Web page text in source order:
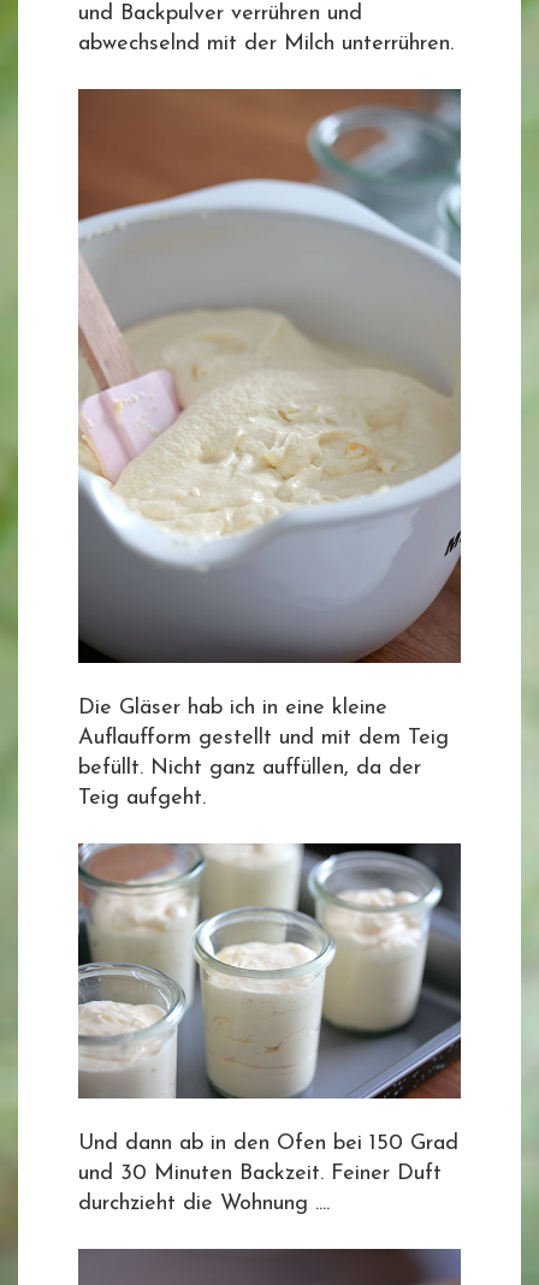
und Backpulver verrühren und
abwechselnd mit der Milch unterrühren.
Die Gläser hab ich in eine kleine
Auflaufform gestellt und mit dem Teig
befüllt. Nicht ganz auffüllen, da der
Teig aufgeht.
Und dann ab in den Ofen bei 150 Grad
und 30 Minuten Backzeit. Feiner Duft
durchzieht die Wohnung ....